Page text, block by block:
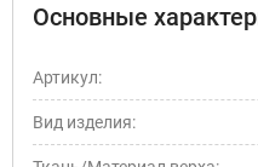
Основные
Артикул:
Вид изделия: